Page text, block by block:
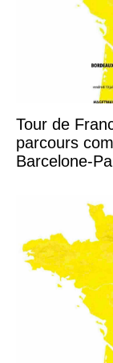
Tour de
parcours
Barcelone-